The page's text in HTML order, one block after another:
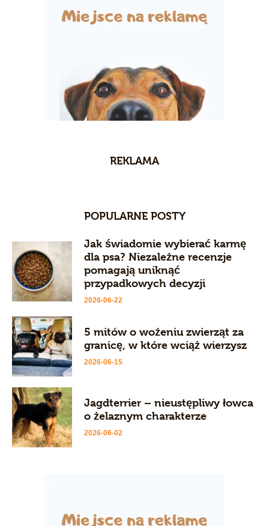
REKLAMA
POPULARNE POSTY
Jak świadomie wybierać karmę
dla psa? Niezależne recenzje
pomagają uniknąć
przypadkowych decyzji
2026-06-22
5 mitów o wożeniu zwierząt za
granicę, w które wciąż wierzysz
2026-06-15
Jagdterrier – nieustępliwy łowca
o żelaznym charakterze
2026-06-02